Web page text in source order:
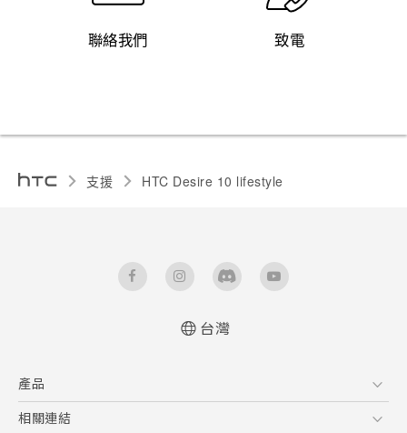
聯絡我們 致電
支援 HTC Desire 10 lifestyle‎
台灣
產品
5G
相關連結